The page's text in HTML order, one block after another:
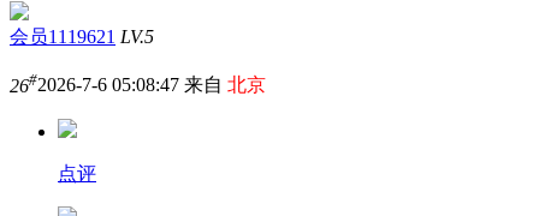
会员1119621 LV.5
26#2026-7-6 05:08:47 来自 北京
点评